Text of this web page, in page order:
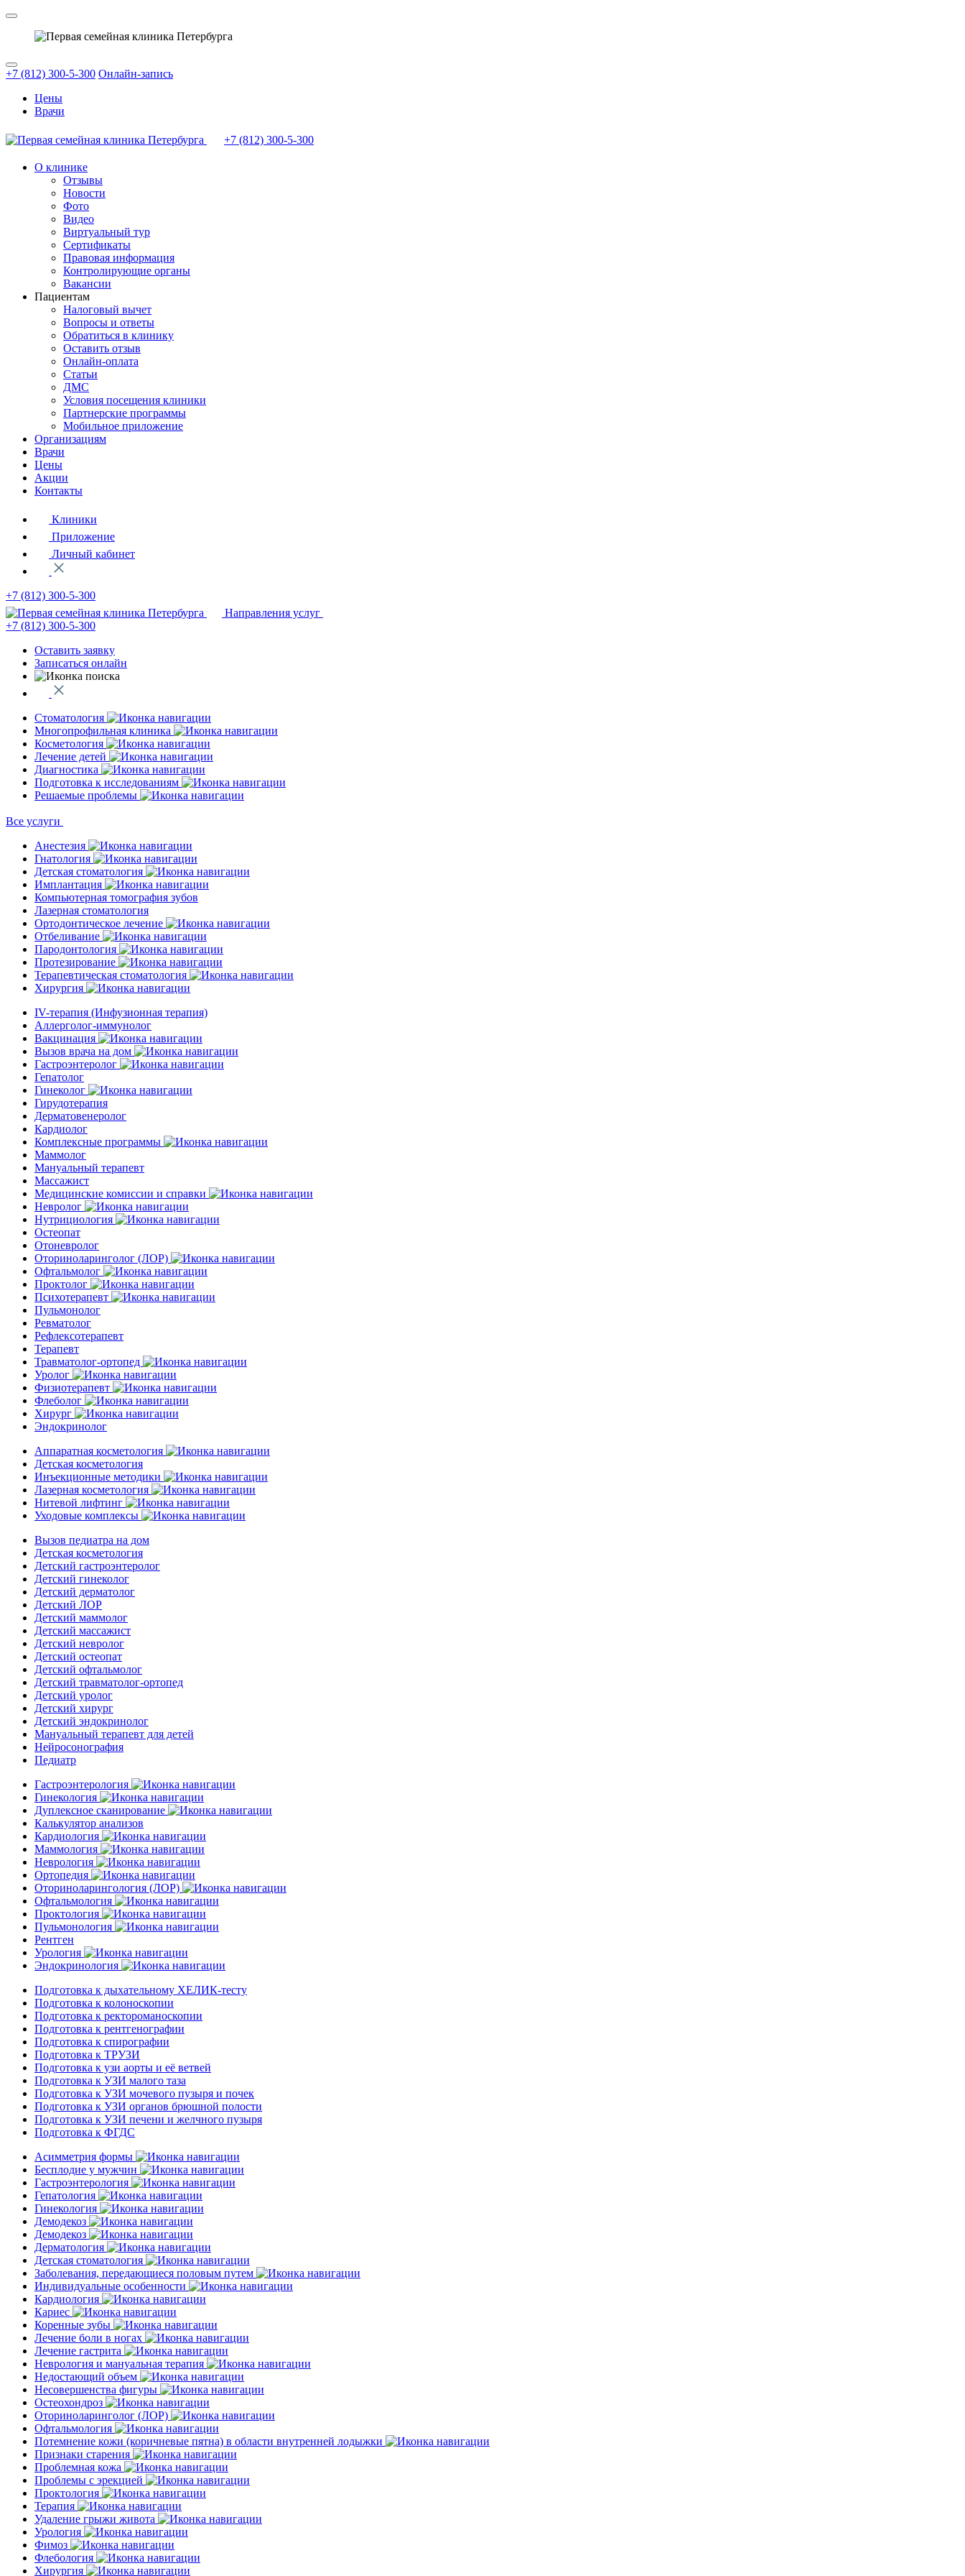
+7 (812) 300-5-300 Онлайн-запись
Цены
Врачи
+7 (812) 300-5-300
О клинике
Отзывы
Новости
Фото
Видео
Виртуальный тур
Сертификаты
Правовая информация
Контролирующие органы
Вакансии
Пациентам
Налоговый вычет
Вопросы и ответы
Обратиться в клинику
Оставить отзыв
Онлайн-оплата
Статьи
ДМС
Условия посещения клиники
Партнерские программы
Мобильное приложение
Организациям
Врачи
Цены
Акции
Контакты
Клиники
Приложение
Личный кабинет
+7 (812) 300-5-300
Направления услуг
+7 (812) 300-5-300
Оставить заявку
Записаться онлайн
Стоматология
Многопрофильная клиника
Косметология
Лечение детей
Диагностика
Подготовка к исследованиям
Решаемые проблемы
Все услуги
Анестезия
Гнатология
Детская стоматология
Имплантация
Компьютерная томография зубов
Лазерная стоматология
Ортодонтическое лечение
Отбеливание
Пародонтология
Протезирование
Терапевтическая стоматология
Хирургия
IV-терапия (Инфузионная терапия)
Аллерголог-иммунолог
Вакцинация
Вызов врача на дом
Гастроэнтеролог
Гепатолог
Гинеколог
Гирудотерапия
Дерматовенеролог
Кардиолог
Комплексные программы
Маммолог
Мануальный терапевт
Массажист
Медицинские комиссии и справки
Невролог
Нутрициология
Остеопат
Отоневролог
Оториноларинголог (ЛОР)
Офтальмолог
Проктолог
Психотерапевт
Пульмонолог
Ревматолог
Рефлексотерапевт
Терапевт
Травматолог-ортопед
Уролог
Физиотерапевт
Флеболог
Хирург
Эндокринолог
Аппаратная косметология
Детская косметология
Инъекционные методики
Лазерная косметология
Нитевой лифтинг
Уходовые комплексы
Вызов педиатра на дом
Детская косметология
Детский гастроэнтеролог
Детский гинеколог
Детский дерматолог
Детский ЛОР
Детский маммолог
Детский массажист
Детский невролог
Детский остеопат
Детский офтальмолог
Детский травматолог-ортопед
Детский уролог
Детский хирург
Детский эндокринолог
Мануальный терапевт для детей
Нейросонография
Педиатр
Гастроэнтерология
Гинекология
Дуплексное сканирование
Калькулятор анализов
Кардиология
Маммология
Неврология
Ортопедия
Оториноларингология (ЛОР)
Офтальмология
Проктология
Пульмонология
Рентген
Урология
Эндокринология
Подготовка к дыхательному ХЕЛИК-тесту
Подготовка к колоноскопии
Подготовка к ректороманоскопии
Подготовка к рентгенографии
Подготовка к спирографии
Подготовка к ТРУЗИ
Подготовка к узи аорты и её ветвей
Подготовка к УЗИ малого таза
Подготовка к УЗИ мочевого пузыря и почек
Подготовка к УЗИ органов брюшной полости
Подготовка к УЗИ печени и желчного пузыря
Подготовка к ФГДС
Асимметрия формы
Бесплодие у мужчин
Гастроэнтерология
Гепатология
Гинекология
Демодекоз
Демодекоз
Дерматология
Детская стоматология
Заболевания, передающиеся половым путем
Индивидуальные особенности
Кардиология
Кариес
Коренные зубы
Лечение боли в ногах
Лечение гастрита
Неврология и мануальная терапия
Недостающий объем
Несовершенства фигуры
Остеохондроз
Оториноларинголог (ЛОР)
Офтальмология
Потемнение кожи (коричневые пятна) в области внутренней лодыжки
Признаки старения
Проблемная кожа
Проблемы с эрекцией
Проктология
Терапия
Удаление грыжи живота
Урология
Фимоз
Флебология
Хирургия